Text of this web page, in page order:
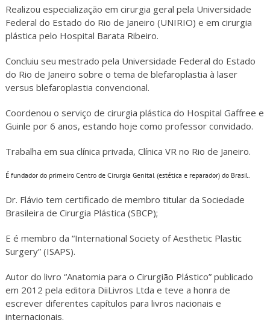
Realizou especialização em cirurgia geral pela Universidade
Federal do Estado do Rio de Janeiro (UNIRIO) e em cirurgia
plástica pelo Hospital Barata Ribeiro.
Concluiu seu mestrado pela Universidade Federal do Estado
do Rio de Janeiro sobre o tema de blefaroplastia à laser
versus blefaroplastia convencional.
Coordenou o serviço de cirurgia plástica do Hospital Gaffree e
Guinle por 6 anos, estando hoje como professor convidado.
Trabalha em sua clínica privada, Clínica VR no Rio de Janeiro.
É fundador do primeiro Centro de Cirurgia Genital (estética e reparador) do Brasil.
Dr. Flávio tem certificado de membro titular da Sociedade
Brasileira de Cirurgia Plástica (SBCP);
E é membro da “International Society of Aesthetic Plastic
Surgery” (ISAPS).
Autor do livro “Anatomia para o Cirurgião Plástico” publicado
em 2012 pela editora DiiLivros Ltda e teve a honra de
escrever diferentes capítulos para livros nacionais e
internacionais.